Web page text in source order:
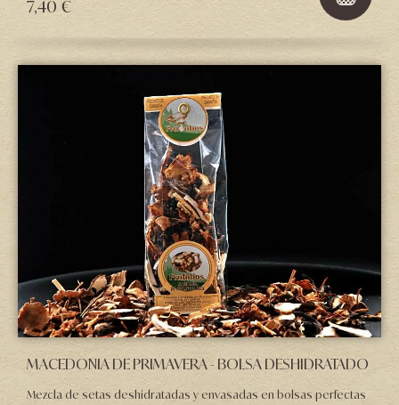
7,40 €
MACEDONIA DE PRIMAVERA - BOLSA DESHIDRATADO
Mezcla de setas deshidratadas y envasadas en bolsas perfectas